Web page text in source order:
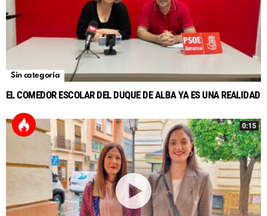
Sin categoría
EL COMEDOR ESCOLAR DEL DUQUE DE ALBA YA ES UNA REALIDAD
0:15